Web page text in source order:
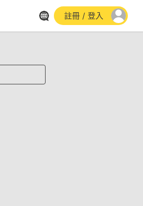
註冊 / 登入